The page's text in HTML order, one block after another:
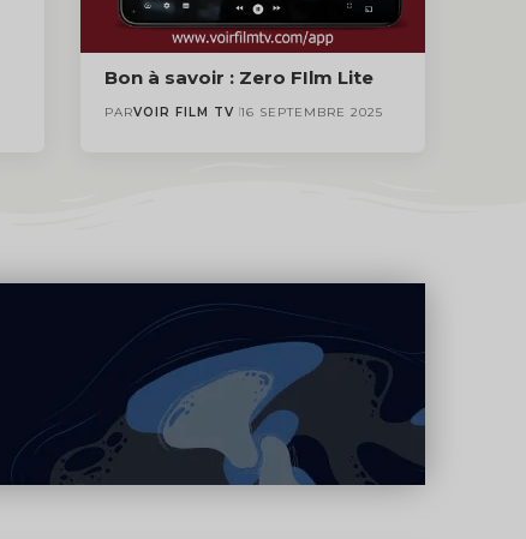
Bon à savoir : Zero FIlm Lite
PARVOIR FILM TV 16 SEPTEMBRE 2025